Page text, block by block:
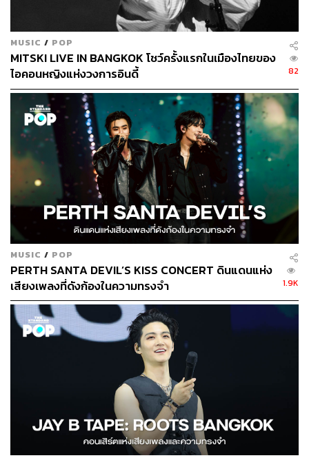
531
ABOUT THE AUTHOR
ใยรัก ชุติอังกูร
นักเขียนผู้ชอบถ่ายทอดเรื่องราวผ่านตัวอักษร
หลงใหลในภาษา วัฒนธรรม และการติ่ง
MUSIC / POP
MITSKI LIVE IN BANGKOK โชว์ครั้งแรกในเมืองไทยของ
ไอคอนหญิงแห่งวงการอินดี้
82
MUSIC / POP
PERTH SANTA DEVIL’S KISS CONCERT ดินแดนแห่ง
เสียงเพลงที่ดังก้องในความทรงจำ
1.9K